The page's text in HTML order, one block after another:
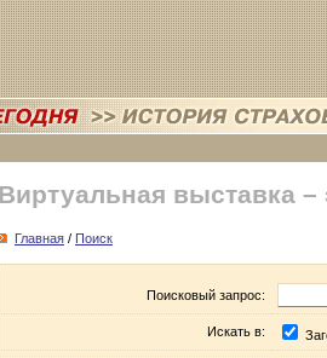
Виртуальная выставка –
Главная / Поиск
Поисковый запрос:
Искать в: